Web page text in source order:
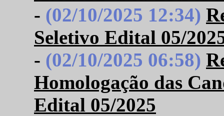
- (02/10/2025 12:34)
Seletivo Edital 05/
- (02/10/2025 06:58)
Homologação das
Edital 05/2025